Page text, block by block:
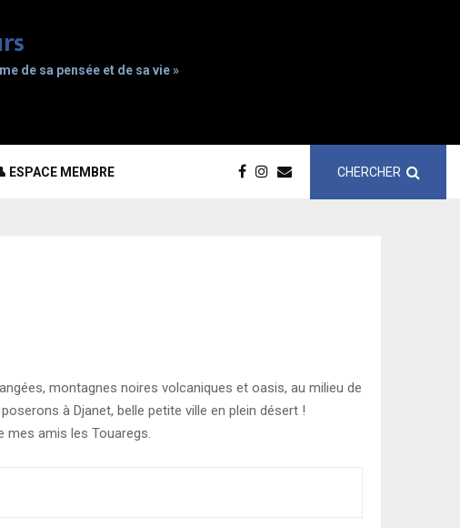
de sa pensée et de sa vie »
ESPACE MEMBRE CHERCHER
montagnes noires volcaniques et oasis, au milieu de
à Djanet, belle petite ville en plein désert !
mes amis les Touaregs.